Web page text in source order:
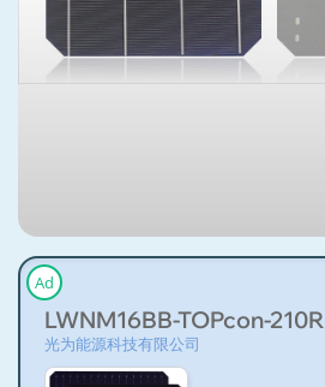
Ad
LWNM16BB-TOPcon-210R
光为能源科技有限公司